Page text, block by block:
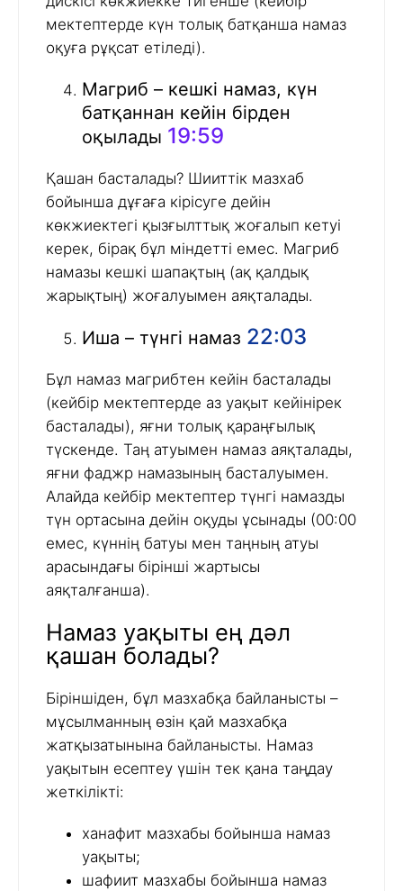
мектептерде күн толық батқанша намаз
оқуға рұқсат етіледі).
Магриб – кешкі намаз, күн
батқаннан кейін бірден
оқылады 19:59
Қашан басталады? Шииттік мазхаб
бойынша дұғаға кірісуге дейін
көкжиектегі қызғылттық жоғалып кетуі
керек, бірақ бұл міндетті емес. Магриб
намазы кешкі шапақтың (ақ қалдық
жарықтың) жоғалуымен аяқталады.
Иша – түнгі намаз 22:03
Бұл намаз магрибтен кейін басталады
(кейбір мектептерде аз уақыт кейінірек
басталады), яғни толық қараңғылық
түскенде. Таң атуымен намаз аяқталады,
яғни фаджр намазының басталуымен.
Алайда кейбір мектептер түнгі намазды
түн ортасына дейін оқуды ұсынады (00:00
емес, күннің батуы мен таңның атуы
арасындағы бірінші жартысы
аяқталғанша).
Намаз уақыты ең дәл
қашан болады?
Біріншіден, бұл мазхабқа байланысты –
мұсылманның өзін қай мазхабқа
жатқызатынына байланысты. Намаз
уақытын есептеу үшін тек қана таңдау
жеткілікті:
ханафит мазхабы бойынша намаз
уақыты;
шафиит мазхабы бойынша намаз